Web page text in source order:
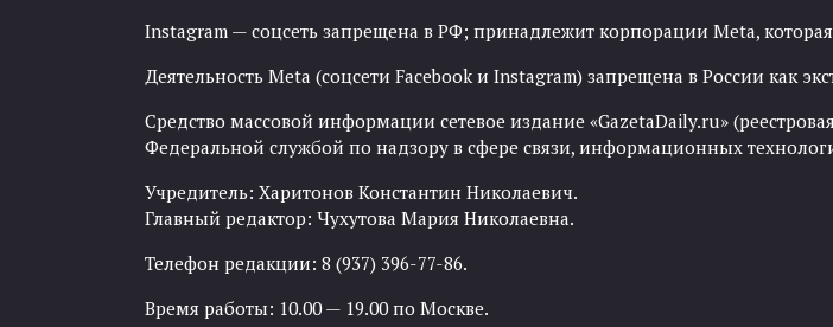
Instagram — соцсеть запрещена в РФ; принадлежит корпорации Meta,
Деятельность Meta (соцсети Facebook и Instagram) запрещена в России как
Средство массовой информации сетевое издание «GazetaDaily.ru»
Федеральной службой по надзору в сфере связи, информационных
Учредитель: Харитонов Константин Николаевич.
Главный редактор: Чухутова Мария Николаевна.
Телефон редакции: 8 (937) 396-77-86.
Время работы: 10.00 — 19.00 по Москве.